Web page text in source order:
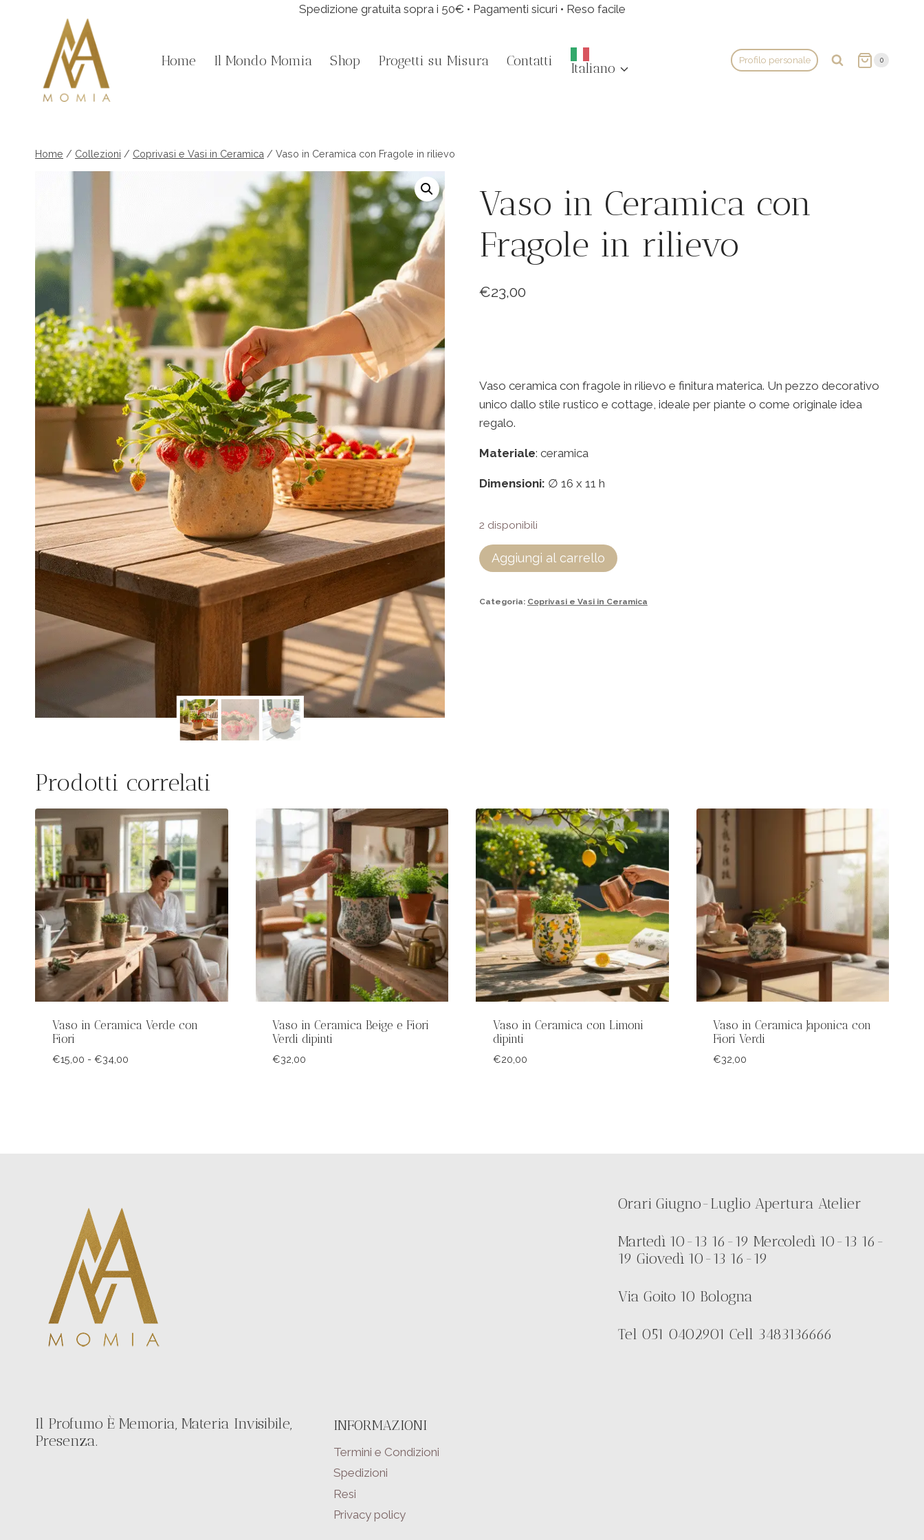
Spedizione gratuita sopra i 50€ • Pagamenti sicuri • Reso facile
Home Il Mondo Momia Shop Progetti su Misura Contatti Italiano Profilo personale 0
Home / Collezioni / Coprivasi e Vasi in Ceramica / Vaso in Ceramica con Fragole in rilievo
Vaso in Ceramica con
Fragole in rilievo
€23,00
Vaso ceramica con fragole in rilievo e finitura materica. Un pezzo decorativo
unico dallo stile rustico e cottage, ideale per piante o come originale idea
regalo.
Materiale: ceramica
Dimensioni: ∅ 16 x 11 h
2 disponibili
Aggiungi al carrello
Categoria: Coprivasi e Vasi in Ceramica
Prodotti correlati
Vaso in Ceramica Verde con
Fiori
€15,00 - €34,00Fascia
Vaso in Ceramica Beige e Fiori
Verdi dipinti
€32,00
Vaso in Ceramica con Limoni
dipinti
€20,00
Vaso in Ceramica Japonica con
Fiori Verdi
€32,00
Orari Giugno-Luglio Apertura Atelier
Martedì 10-13 16-19 Mercoledì 10-13 16-
19 Giovedì 10-13 16-19
Via Goito 10 Bologna
Tel 051 0402901 Cell 3483136666
Il Profumo È Memoria, Materia Invisibile,
Presenza.
INFORMAZIONI
Termini e Condizioni
Spedizioni
Resi
Privacy policy